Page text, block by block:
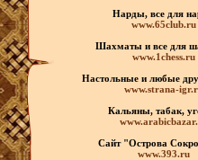
Нарды, все для
www.65club.ru
Шахматы и все для
www.1chess.ru
Настольные и любые
www.strana-
Кальяны, табак,
Сайт "Острова
www.393.ru